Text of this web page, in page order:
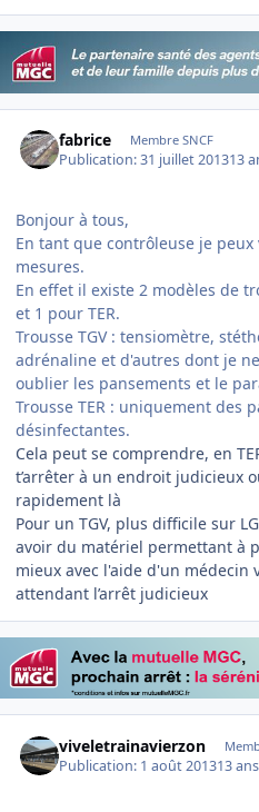
fabrice Membre SNCF
Publication:31 juillet 201313
Bonjour à tous,
En tant que contrôleuse je
mesures.
En effet il existe 2 modèles de
et 1 pour TER.
Trousse TGV : tensiomètre,
adrénaline et d'autres dont je
oublier les pansements et le
Trousse TER : uniquement des
désinfectantes.
Cela peut se comprendre, en
t’arrêter à un endroit judicieux
rapidement là
Pour un TGV, plus difficile sur
avoir du matériel permettant à
mieux avec l'aide d'un médecin
attendant l’arrêt judicieux
viveletrainavierzon
Publication: 1 août 201313 ans